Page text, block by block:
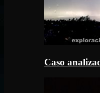
Caso